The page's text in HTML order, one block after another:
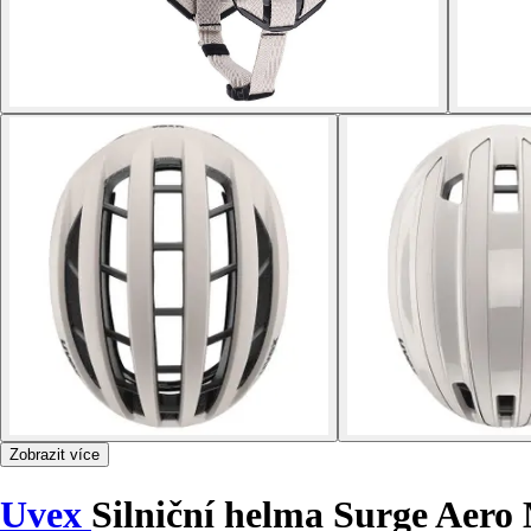
Zobrazit více
Uvex Silniční helma Surge Aero